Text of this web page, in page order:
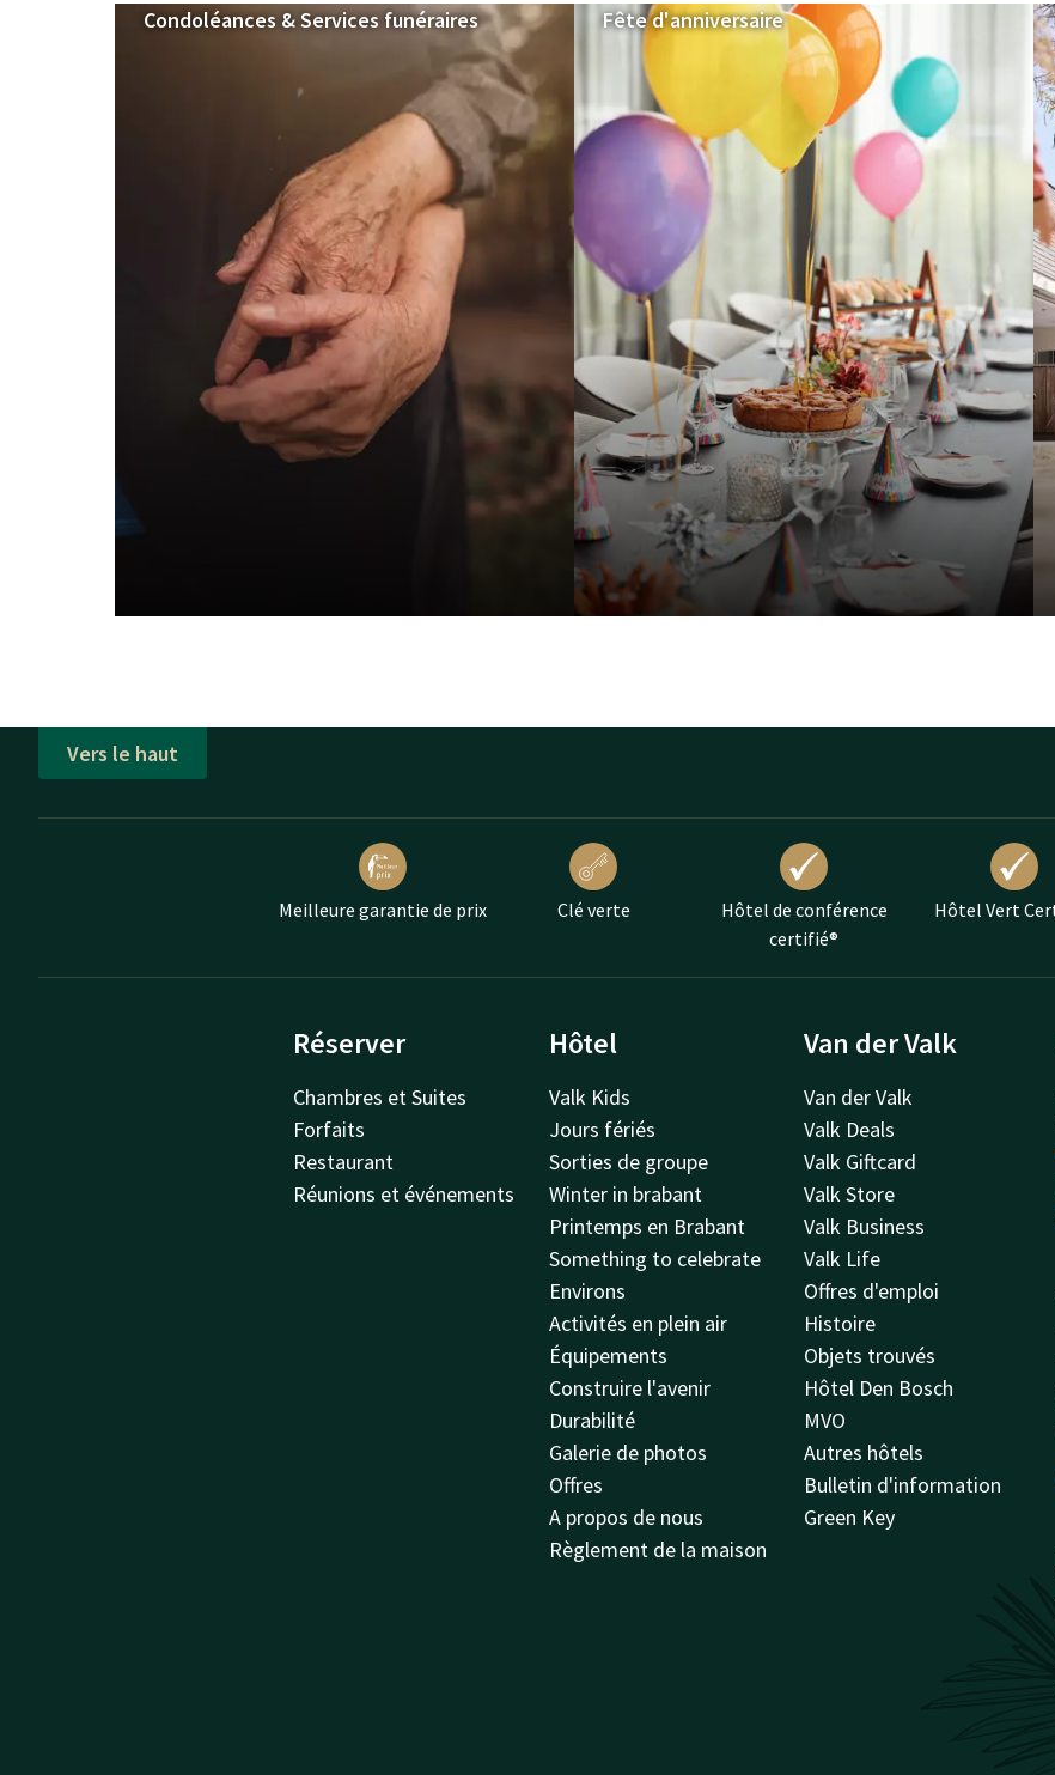
Condoléances & Services funéraires Fête d'anniversaire
Vers le haut
Meilleure garantie de prix Clé verte
Hôtel de conférence
certifié®
Hôtel Vert
Réserver
Chambres et Suites
Forfaits
Restaurant
Réunions et événements
Hôtel
Valk Kids
Jours fériés
Sorties de groupe
Winter in brabant
Printemps en Brabant
Something to celebrate
Environs
Activités en plein air
Équipements
Construire l'avenir
Durabilité
Galerie de photos
Offres
A propos de nous
Règlement de la maison
Van der Valk
Van der Valk
Valk Deals
Valk Giftcard
Valk Store
Valk Business
Valk Life
Offres d'emploi
Histoire
Objets trouvés
Hôtel Den Bosch
MVO
Autres hôtels
Bulletin d'information
Green Key